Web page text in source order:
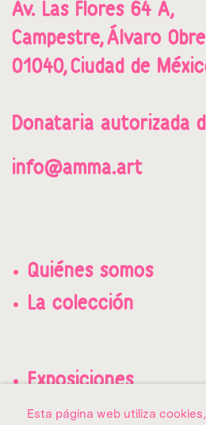
Av. Las Flores 64 A,
Campestre,Álvaro
01040, Ciudad de
Donataria autorizada
info@amma.art
Quiénes somos
La colección
Exposiciones
Contacto
Esta página web utiliza